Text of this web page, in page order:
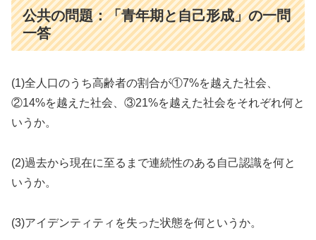
公共の問題：「青年期と自己形成」の一問
一答
(1)全人口のうち高齢者の割合が①7%を越えた社会、
②14%を越えた社会、③21%を越えた社会をそれぞれ何と
いうか。
(2)過去から現在に至るまで連続性のある自己認識を何と
いうか。
(3)アイデンティティを失った状態を何というか。